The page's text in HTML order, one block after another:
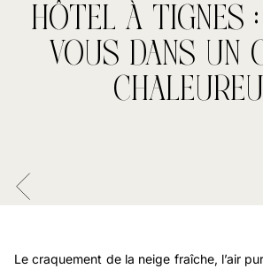
HÔTEL À TIGNES :
VOUS DANS UN
Le craquement de la neige fraîche, l’air